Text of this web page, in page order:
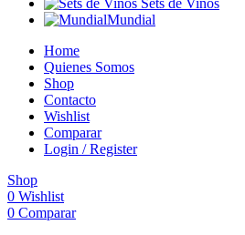
Mundial
Home
Quienes Somos
Shop
Contacto
Wishlist
Comparar
Login / Register
Shop
0 Wishlist
0 Comparar